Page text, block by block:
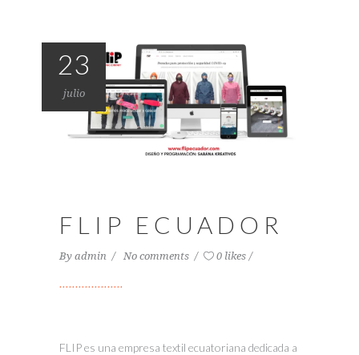
23
julio
FLIP ECUADOR
By admin No comments 0 likes
FLIP es una empresa textil ecuatoriana dedicada a